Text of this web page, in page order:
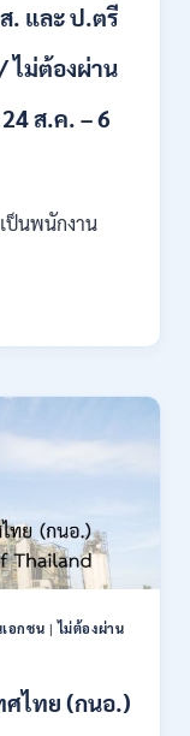
. และ ป.ตรี
ไม่ต้องผ่าน
ส.ค. – 6
ป็นพนักงาน
เอกชน |ไม่ต้องผ่าน
ศไทย (กนอ.)